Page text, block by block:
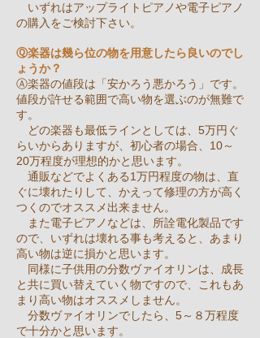
いずれはアップライトピアノや電子ピアノ
の購入をご検討下さい。
Ⓠ楽器は幾ら位の物を用意したら良いのでし
ょうか？
Ⓐ楽器の値段は「安かろう悪かろう」です。
値段が許せる範囲で高い物を選ぶのが無難で
す。
どの楽器も最低ラインとしては、5万円ぐ
らいからありますが、初心者の場合、10～
20万程度が理想的かと思います。
通販などでよくある1万円程度の物は、直
ぐに壊れたりして、かえって修理の方が高く
つくのでオススメ出来ません。
また電子ピアノなどは、所詮電化製品です
ので、いずれは壊れる事も考えると、あまり
高い物は逆に損かと思います。
同様に子供用の分数ヴァイオリンは、成長
と共に買い替えていく物ですので、これもあ
まり高い物はオススメしません。
分数ヴァイオリンでしたら、5～８万程度
で十分かと思います。